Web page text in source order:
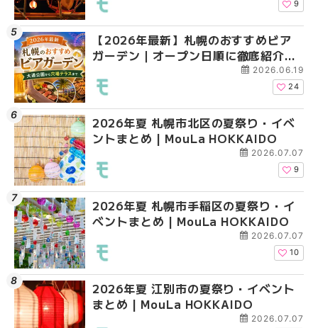
9
【2026年最新】札幌のおすすめビア
ガーデン｜オープン日順に徹底紹介！
大通公園から穴場テラスまで | MouLa
HOKKAIDO
2026.06.19
24
2026年夏 札幌市北区の夏祭り・イベ
ントまとめ | MouLa HOKKAIDO
2026.07.07
9
2026年夏 札幌市手稲区の夏祭り・イ
ベントまとめ | MouLa HOKKAIDO
2026.07.07
10
2026年夏 江別市の夏祭り・イベント
まとめ | MouLa HOKKAIDO
2026.07.07
2026年夏 札幌市北区
ントまとめ | MouLa
2026年夏 札幌市清田
ベントまとめ |
2026年夏 札幌市豊平
ベントまとめ |
2026年夏 札幌市南区
ントまとめ | MouLa
2026年夏 札幌市手稲
ベントまとめ |
2026年夏 札幌市清田
ベントまとめ |
札幌の麻辣湯（マーラ
め専門店6選！本場の
新店まで徹底比較 |
2026年夏 札幌市豊平
ベントまとめ |